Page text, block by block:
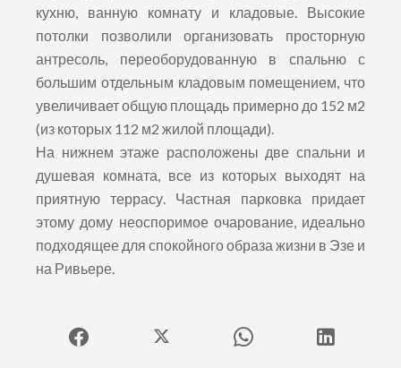
кухню, ванную комнату и кладовые. Высокие
потолки позволили организовать просторную
антресоль, переоборудованную в спальню с
большим отдельным кладовым помещением, что
увеличивает общую площадь примерно до 152 м2
(из которых 112 м2 жилой площади).
На нижнем этаже расположены две спальни и
душевая комната, все из которых выходят на
приятную террасу. Частная парковка придает
этому дому неоспоримое очарование, идеально
подходящее для спокойного образа жизни в Эзе и
на Ривьере.